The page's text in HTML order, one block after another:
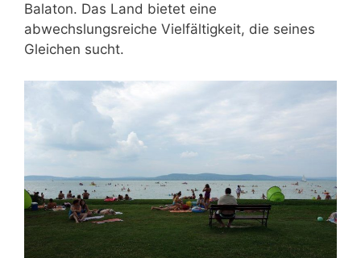
Balaton. Das Land bietet eine
abwechslungsreiche Vielfältigkeit, die seines
Gleichen sucht.